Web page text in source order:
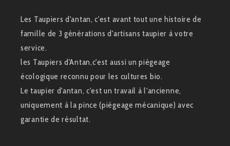
Les Taupiers d'antan, c'est avant tout une histoire de
famille de 3 générations d'artisans taupier à votre
service.
les Taupiers d'Antan,c'est aussi un piégeage
écologique reconnu pour les cultures bio.
Le taupier d'antan, c'est un travail à l'ancienne,
uniquement à la pince (piégeage mécanique) avec
garantie de résultat.